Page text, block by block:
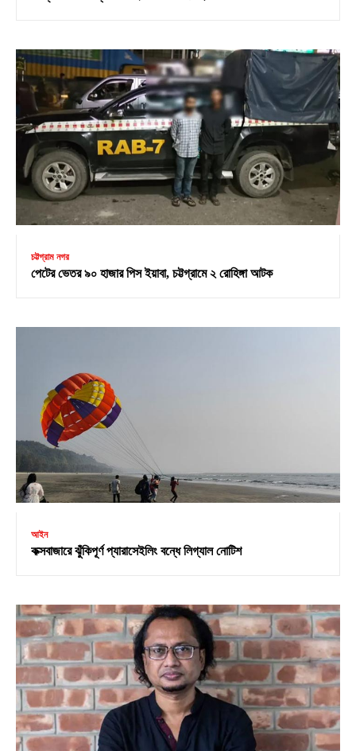
চট্টগ্রাম নগর
পেটের ভেতর ৯০ হাজার পিস ইয়াবা, চট্টগ্রামে ২ রোহিঙ্গা আটক
আইন
কক্সবাজারে ঝুঁকিপূর্ণ প্যারাসেইলিং বন্ধে লিগ্যাল নোটিশ